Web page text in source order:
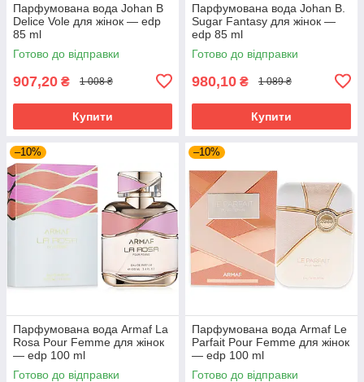
Парфумована вода Johan B
Delice Vole для жінок — edp
85 ml
Готово до відправки
907,20 ₴ 1 008 ₴
Купити
Парфумована вода Johan B.
Sugar Fantasy для жінок —
edp 85 ml
Готово до відправки
980,10 ₴ 1 089 ₴
Купити
–10%
Парфумована вода Armaf La
Rosa Pour Femme для жінок
— edp 100 ml
Готово до відправки
–10%
Парфумована вода Armaf Le
Parfait Pour Femme для жінок
— edp 100 ml
Готово до відправки